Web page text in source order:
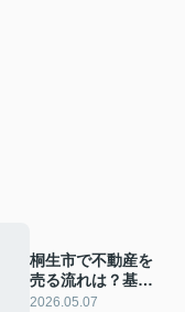
桐生市で不動産を
売る流れは？基本
を押さえて初めて
2026.05.07